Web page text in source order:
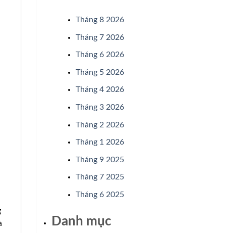
Tháng 8 2026
Tháng 7 2026
Tháng 6 2026
Tháng 5 2026
Tháng 4 2026
Tháng 3 2026
Tháng 2 2026
Tháng 1 2026
Tháng 9 2025
Tháng 7 2025
Tháng 6 2025
Danh mục